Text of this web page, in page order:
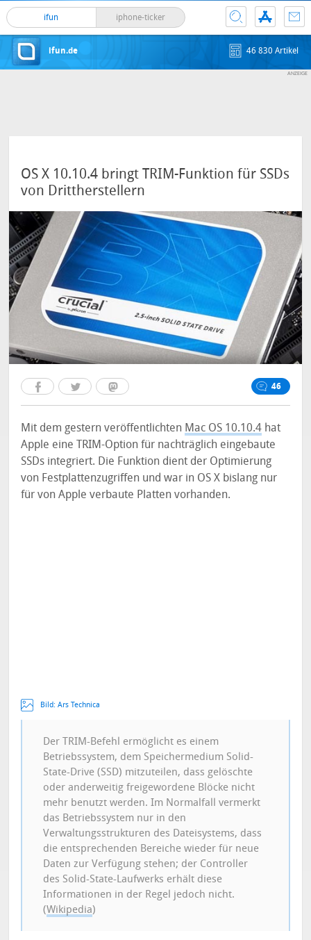
ifun iphone-ticker
ifun.de 46 830 Artikel
OS X 10.10.4 bringt TRIM-Funktion für SSDs
von Drittherstellern
46
Mit dem gestern veröffentlichten Mac OS 10.10.4 hat
Apple eine TRIM-Option für nachträglich eingebaute
SSDs integriert. Die Funktion dient der Optimierung
von Festplattenzugriffen und war in OS X bislang nur
für von Apple verbaute Platten vorhanden.
Bild:Ars Technica
Der TRIM-Befehl ermöglicht es einem
Betriebssystem, dem Speichermedium Solid-
State-Drive (SSD) mitzuteilen, dass gelöschte
oder anderweitig freigewordene Blöcke nicht
mehr benutzt werden. Im Normalfall vermerkt
das Betriebssystem nur in den
Verwaltungsstrukturen des Dateisystems, dass
die entsprechenden Bereiche wieder für neue
Daten zur Verfügung stehen; der Controller
des Solid-State-Laufwerks erhält diese
Informationen in der Regel jedoch nicht.
(Wikipedia)